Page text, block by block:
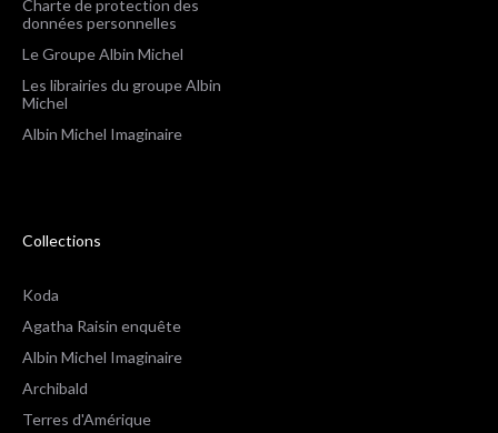
Charte de protection des
données personnelles
Le Groupe Albin Michel
Les librairies du groupe Albin
Michel
Albin Michel Imaginaire
Collections
Koda
Agatha Raisin enquête
Albin Michel Imaginaire
Archibald
Terres d'Amérique